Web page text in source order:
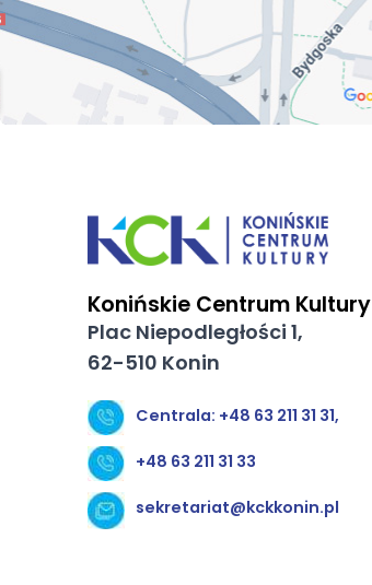
Konińskie Centrum Kultury
Plac Niepodległości 1,
62-510 Konin
Centrala: +48 63 211 31 31,
+48 63 211 31 33
sekretariat@kckkonin.pl